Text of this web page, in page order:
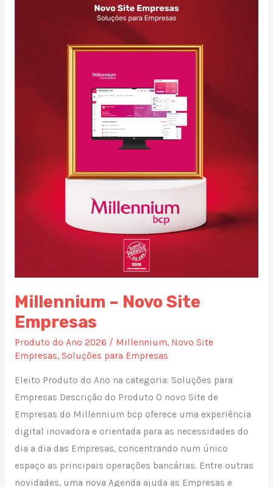
Millennium – Novo Site
Empresas
Produto do Ano 2026 / Millennium, Novo Site
Empresas, Soluções para Empresas
Eleito Produto do Ano na categoria: Soluções para
Empresas Descrição do Produto O novo Site de
Empresas do Millennium bcp oferece uma experiência
digital inovadora e orientada para as necessidades do
dia a dia das Empresas, concentrando num único
espaço as principais operações bancárias. Entre outras
novidades, uma nova Agenda ajuda as Empresas e